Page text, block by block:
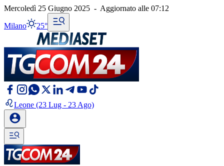
Mercoledì 25 Giugno 2025 - Aggiornato alle 07:12
Milano 25°
Leone (23 Lug - 23 Ago)